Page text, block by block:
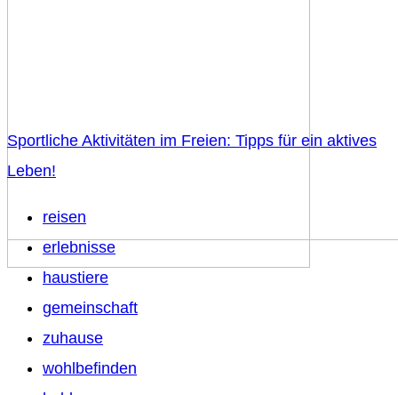
Sportliche Aktivitäten im Freien: Tipps für ein aktives
Leben!
reisen
erlebnisse
haustiere
gemeinschaft
zuhause
wohlbefinden